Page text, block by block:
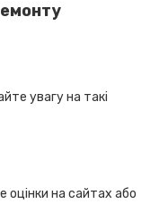
увагу на такі
оцінки на сайтах або